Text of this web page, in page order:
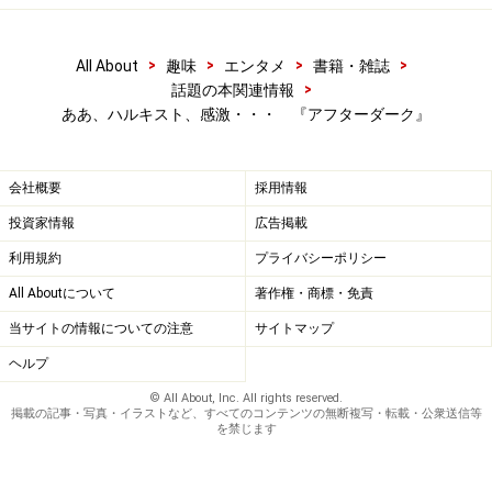
All About > 趣味 > エンタメ > 書籍・雑誌
>
話題の本関連情報
>
ああ、ハルキスト、感激・・・ 『アフターダーク』
会社概要 採用情報
投資家情報 広告掲載
利用規約 プライバシーポリシー
All Aboutについて 著作権・商標・免責
当サイトの情報についての注意 サイトマップ
ヘルプ
© All About, Inc. All rights reserved.
掲載の記事・写真・イラストなど、すべてのコンテンツの無断複写・転載・公衆送信等
を禁じます